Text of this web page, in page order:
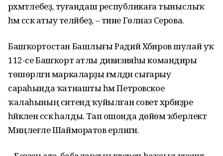
рәхмәтлебеҙ, туғандаш республикаға тыныслыҡ
һәм сәскә атыу теләйбеҙ, – тине Гөлназ Серова.
Башҡортостан Башлығы Радий Хәбиров шулай уҡ
112-се Башҡорт атлы дивизияһы командиры
төшөрлгән маркаларҙы ғәмәлдән сығарыу
сараһында ҡатнашты һәм Петровское
ҡалаһының ситендә ҡуйылған совет хәрбиҙәре
һәйкәленә сәскә һалды. Тап ошонда дөйөм ҡәберлектә
Миңлеғәле Шайморатов ерләнгән.